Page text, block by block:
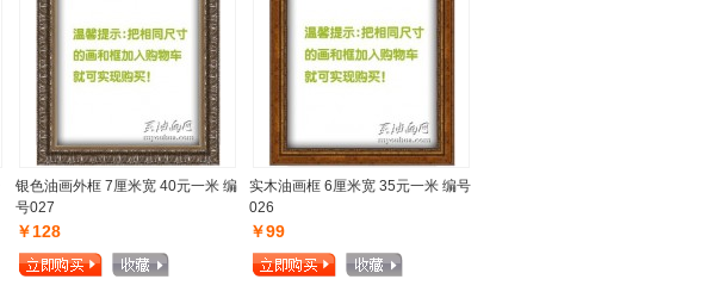
银色油画外框 7厘米宽 40元一米 编
号027
￥128
实木油画框 6厘米宽 35元一米 编号
026
￥99